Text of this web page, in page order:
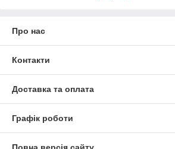
Про нас
Контакти
Доставка та оплата
Графік роботи